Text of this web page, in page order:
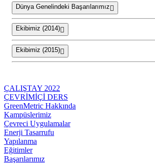
Dünya Genelindeki Başarılarımız
Ekibimiz (2014)
Ekibimiz (2015)
ÇALIŞTAY 2022
ÇEVRİMİÇİ DERS
GreenMetric Hakkında
Kampüslerimiz
Çevreci Uygulamalar
Enerji Tasarrufu
Yapılanma
Eğitimler
Başarılarımız